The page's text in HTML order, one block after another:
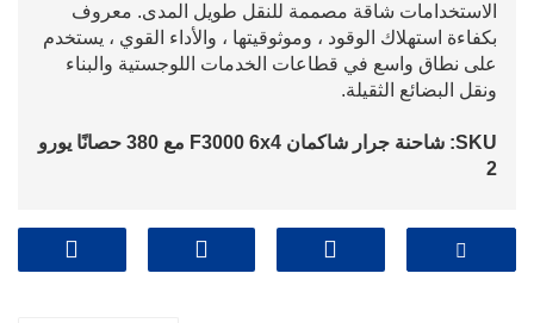
الاستخدامات شاقة مصممة للنقل طويل المدى. معروف
بكفاءة استهلاك الوقود ، وموثوقيتها ، والأداء القوي ، يستخدم
على نطاق واسع في قطاعات الخدمات اللوجستية والبناء
ونقل البضائع الثقيلة.
SKU: شاحنة جرار شاكمان F3000 6x4 مع 380 حصانًا يورو
2
السعر: 20000 دولار أمريكي